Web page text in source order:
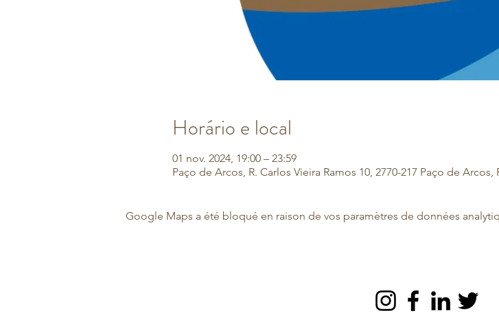
Horário e local
01 nov. 2024, 19:00 – 23:59
Paço de Arcos, R. Carlos Vieira Ramos 10, 2770-217 Paço de Arcos,
Google Maps a été bloqué en raison de vos paramètres de données